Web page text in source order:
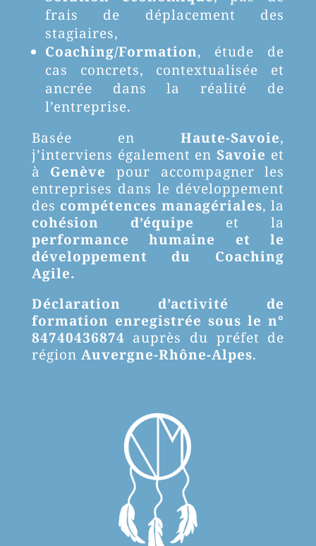
frais de déplacement des
stagiaires,
Coaching/Formation, étude de
cas concrets, contextualisée et
ancrée dans la réalité de
l’entreprise.
Basée enHaute-Savoie,
j’interviens également enSavoie et
à Genève pour accompagner les
entreprises dans le développement
des compétences managériales, la
cohésion d’équipe et la
performance humaine et le
développement du Coaching
Agile.
Déclaration d’activité de
formation enregistrée sous le n°
84740436874 auprès du préfet de
région Auvergne-Rhône-Alpes.